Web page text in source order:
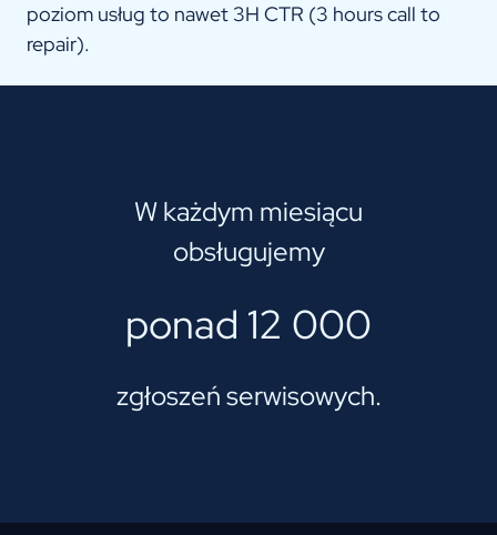
poziom usług to nawet 3H CTR (3 hours call to
repair).
W każdym miesiącu
obsługujemy
ponad 12 000
zgłoszeń serwisowych.